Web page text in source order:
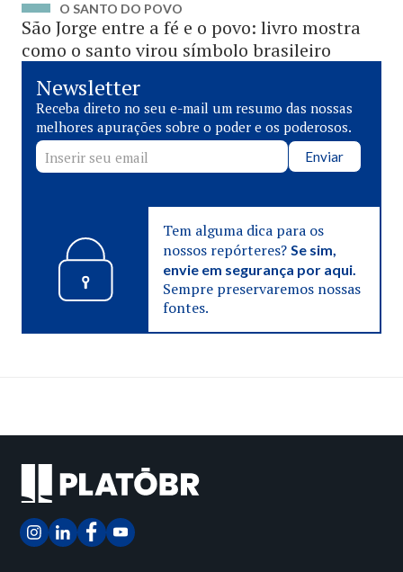
O SANTO DO POVO
São Jorge entre a fé e o povo: livro mostra
como o santo virou símbolo brasileiro
Newsletter
Receba direto no seu e-mail um resumo das nossas
melhores apurações sobre o poder e os poderosos.
Enviar
Tem alguma dica para os
nossos repórteres? Se sim,
envie em segurança por aqui.
Sempre preservaremos nossas
fontes.